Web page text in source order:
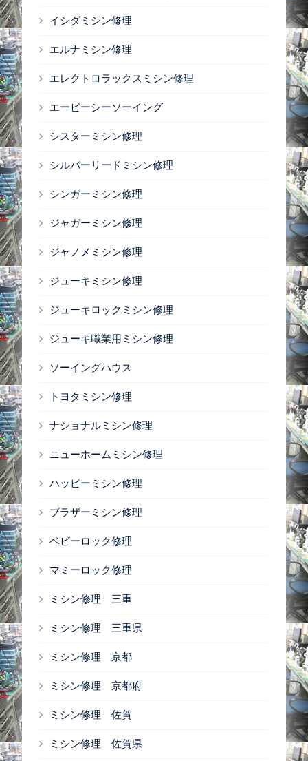
イシダミシン修理
エルナミシン修理
エレクトロラックスミシン修理
エービーシーソーイング
シスターミシン修理
シルバーリードミシン修理
シンガーミシン修理
ジャガーミシン修理
ジャノメミシン修理
ジューキミシン修理
ジューキロックミシン修理
ジューキ職業用ミシン修理
ソーイングハウス
トヨタミシン修理
ナショナルミシン修理
ニューホームミシン修理
ハッピーミシン修理
ブラザーミシン修理
ベビーロック修理
マミーロック修理
ミシン修理 三重
ミシン修理 三重県
ミシン修理 京都
ミシン修理 京都府
ミシン修理 佐賀
ミシン修理 佐賀県